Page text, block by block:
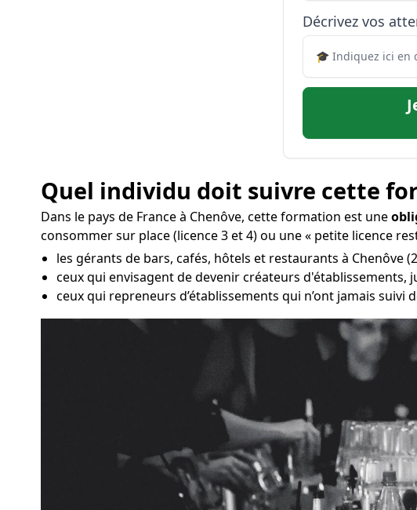
Décrivez vos
Quel individu doit suivre cette
Dans le pays de France à Chenôve, cette formation est une
consommer sur place (licence 3 et 4) ou une « petite licence
les gérants de bars, cafés, hôtels et restaurants à Chenôve
ceux qui envisagent de devenir créateurs d'établissements,
ceux qui repreneurs d’établissements qui n’ont jamais suivi